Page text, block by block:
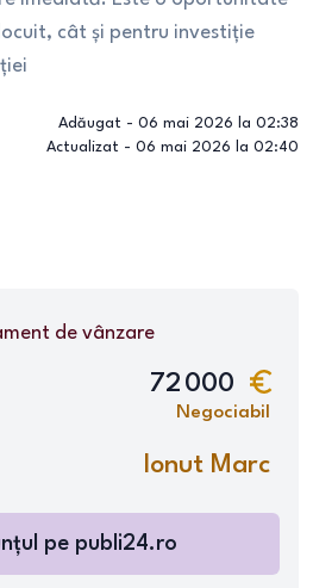
cât și pentru investiție
Adăugat - 06 mai 2026 la 02:38
Actualizat - 06 mai 2026 la 02:40
de vânzare
72 000
Negociabil
Ionut Marc
pe publi24.ro